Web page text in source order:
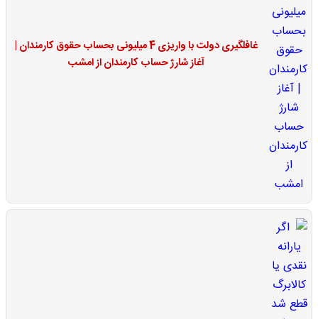
غافلگیری دولت با واریزی 4 میلیونی بحساب حقوق کارمندان |
آغاز شارژ حساب کارمندان از امشب